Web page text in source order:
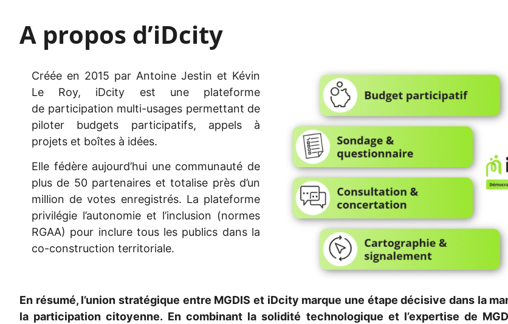
A propos d’iDcity
Créée en 2015 par Antoine Jestin et Kévin
Le Roy, iDcity est une plateforme
de participation multi-usages permettant de
piloter budgets participatifs, appels à
projets et boîtes à idées.
Elle fédère aujourd’hui une communauté de
plus de 50 partenaires et totalise près d’un
million de votes enregistrés. La plateforme
privilégie l’autonomie et l’inclusion (normes
RGAA) pour inclure tous les publics dans la
co-construction territoriale.
En résumé, l’union stratégique entre MGDIS et iDcity marque une étape décisive dans la
la participation citoyenne. En combinant la solidité technologique et l’expertise de